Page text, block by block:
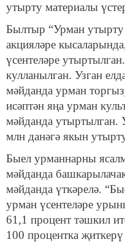
утырту материалы
Былтыр “Урман утырту
акцияләре
үсентеләре
кулланылган. Узган
мәйданда урман
исәптән яңа урман
мәйданда утыртылган.
млн данәгә якын
Быел урманнарны
мәйданда
мәйданда үткәрелә.
урман үсентеләре
61,1 процент тәшкил
100 процентка